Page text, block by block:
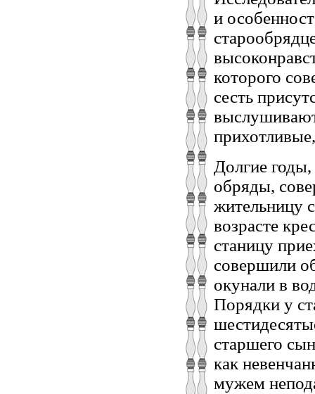
и
которого
сесть
Долгие годы,
обряды,
жительницу
возрасте
станицу
совершили
окунали в
Порядки у
старшего
как
мужем